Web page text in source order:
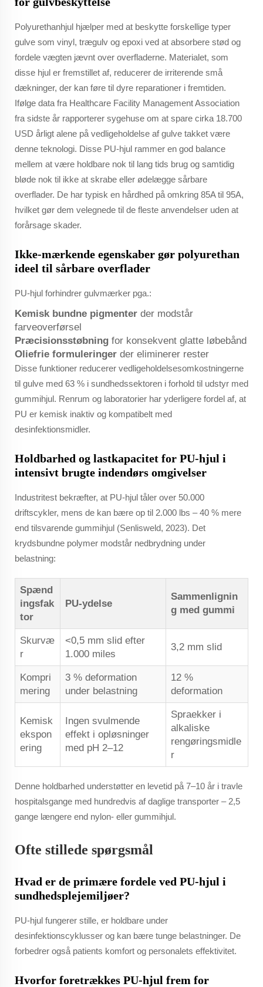
Polyurethanhjul hjælper med at beskytte forskellige typer
gulve som vinyl, trægulv og epoxi ved at absorbere stød og
fordele vægten jævnt over overfladerne. Materialet, som
disse hjul er fremstillet af, reducerer de irriterende små
dækninger, der kan føre til dyre reparationer i fremtiden.
Ifølge data fra Healthcare Facility Management Association
fra sidste år rapporterer sygehuse om at spare cirka 18.700
USD årligt alene på vedligeholdelse af gulve takket være
denne teknologi. Disse PU-hjul rammer en god balance
mellem at være holdbare nok til lang tids brug og samtidig
bløde nok til ikke at skrabe eller ødelægge sårbare
overflader. De har typisk en hårdhed på omkring 85A til 95A,
hvilket gør dem velegnede til de fleste anvendelser uden at
forårsage skader.
Ikke-mærkende egenskaber gør polyurethan
ideel til sårbare overflader
PU-hjul forhindrer gulvmærker pga.:
Kemisk bundne pigmenter der modstår
farveoverførsel
Præcisionsstøbning for konsekvent glatte løbebånd
Oliefrie formuleringer der eliminerer rester
Disse funktioner reducerer vedligeholdelsesomkostningerne
til gulve med 63 % i sundhedssektoren i forhold til udstyr med
gummihjul. Renrum og laboratorier har yderligere fordel af, at
PU er kemisk inaktiv og kompatibelt med
desinfektionsmidler.
Holdbarhed og lastkapacitet for PU-hjul i
intensivt brugte indendørs omgivelser
Industritest bekræfter, at PU-hjul tåler over 50.000
driftscykler, mens de kan bære op til 2.000 lbs – 40 % mere
end tilsvarende gummihjul (Senlisweld, 2023). Det
krydsbundne polymer modstår nedbrydning under
belastning:
Spænd
ingsfak
tor
PU-ydelse
Sammenlignin
g med gummi
Skurvæ
r
<0,5 mm slid efter
1.000 miles
3,2 mm slid
Kompri
mering
3 % deformation
under belastning
12 %
deformation
Kemisk
ekspon
ering
Ingen svulmende
effekt i opløsninger
med pH 2–12
Spraekker i
alkaliske
rengøringsmidle
r
Denne holdbarhed understøtter en levetid på 7–10 år i travle
hospitalsgange med hundredvis af daglige transporter – 2,5
gange længere end nylon- eller gummihjul.
Ofte stillede spørgsmål
Hvad er de primære fordele ved PU-hjul i
sundhedsplejemiljøer?
PU-hjul fungerer stille, er holdbare under
desinfektionscyklusser og kan bære tunge belastninger. De
forbedrer også patients komfort og personalets effektivitet.
Hvorfor foretrækkes PU-hjul frem for